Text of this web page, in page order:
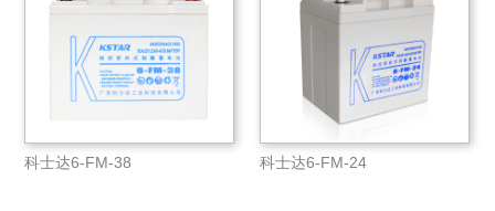
科士达6-FM-38 科士达6-FM-24